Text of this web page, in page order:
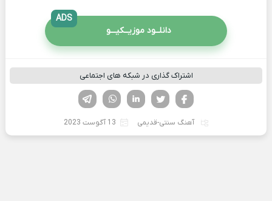
دانلــود موزیــکیـــو
ADS
اشتراک گذاری در شبکه های اجتماعی
لینکدین تویتر
فیسوک
آهنگ سنتی-قدیمی 13 آگوست 2023